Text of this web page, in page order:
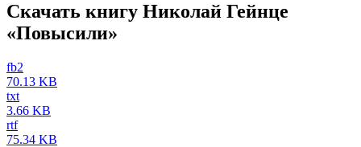
Скачать книгу Николай Гейнце
«Повысили»
fb2
70.13 KB
txt
3.66 KB
rtf
75.34 KB